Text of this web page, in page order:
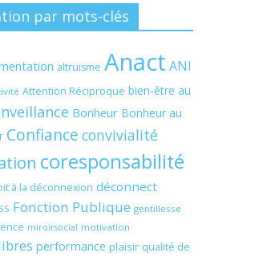
par mots-clés
altruisme Anact ANI
Attention Réciproque bien-être au
Bonheur Bonheur au
Confiance convivialité
coresponsabilité
à la déconnexion déconnect
Fonction Publique gentillesse
miroirsocial motivation
performance plaisir qualité de